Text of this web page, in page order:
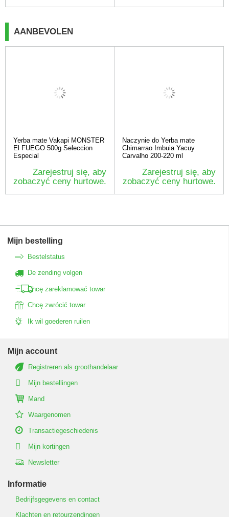
AANBEVOLEN
Yerba mate Vakapi MONSTER
El FUEGO 500g Seleccion
Especial
Zarejestruj się, aby
zobaczyć ceny hurtowe.
Naczynie do Yerba mate
Chimarrao Imbuia Yacuy
Carvalho 200-220 ml
Zarejestruj się, aby
zobaczyć ceny hurtowe.
Mijn bestelling
Bestelstatus
De zending volgen
Chcę zareklamować towar
Chcę zwrócić towar
Ik wil goederen ruilen
Mijn account
Registreren als groothandelaar
Mijn bestellingen
Mand
Waargenomen
Transactiegeschiedenis
Mijn kortingen
Newsletter
Informatie
Bedrijfsgegevens en contact
Klachten en retourzendingen